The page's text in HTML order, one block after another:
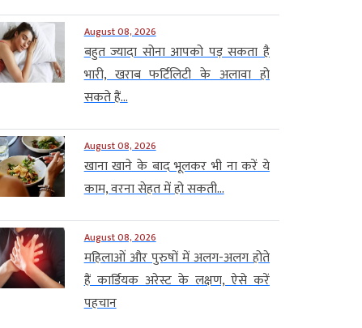
August 08, 2026
बहुत ज्यादा सोना आपको पड़ सकता है
भारी, खराब फर्टिलिटी के अलावा हो
सकते हैं...
August 08, 2026
खाना खाने के बाद भूलकर भी ना करें ये
काम, वरना सेहत में हो सकती...
August 08, 2026
महिलाओं और पुरुषों में अलग-अलग होते
हैं कार्डियक अरेस्ट के लक्षण, ऐसे करें
पहचान